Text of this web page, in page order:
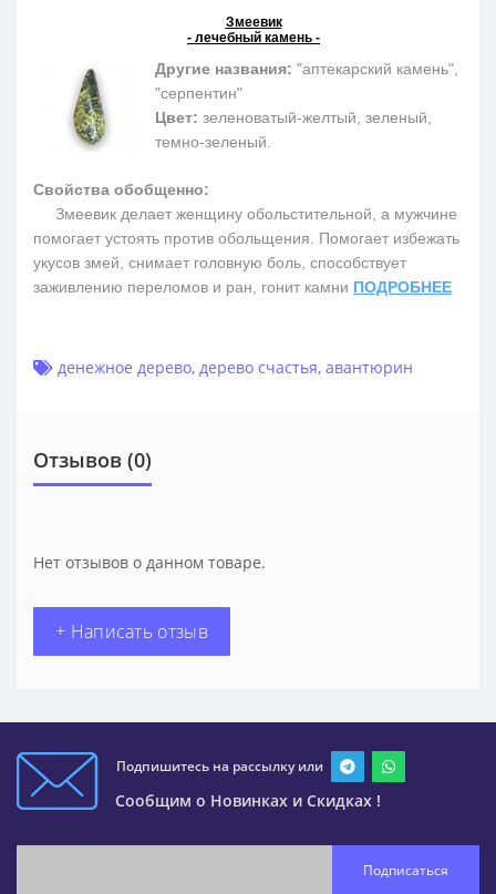
Змеевик
- лечебный камень -
Другие названия: "аптекарский камень",
"серпентин"
Цвет: зеленоватый-желтый, зеленый,
темно-зеленый.
Свойства обобщенно:
Змеевик делает женщину обольстительной, а мужчине
помогает устоять против обольщения. Помогает избежать
укусов змей, снимает головную боль, способствует
заживлению переломов и ран, гонит камни ПОДРОБНЕЕ
денежное дерево, дерево счастья, авантюрин
Отзывов (0)
Нет отзывов о данном товаре.
+ Написать отзыв
Подпишитесь на рассылку или
Сообщим о Новинках и Скидках !
Подписаться